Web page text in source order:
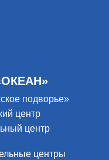
подворье»
центр
центр
центры